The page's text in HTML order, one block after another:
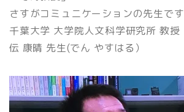
さすがコミュニケーションの先生です
千葉大学 大学院人文科学研究所 教授
伝 康晴 先生(でん やすはる）